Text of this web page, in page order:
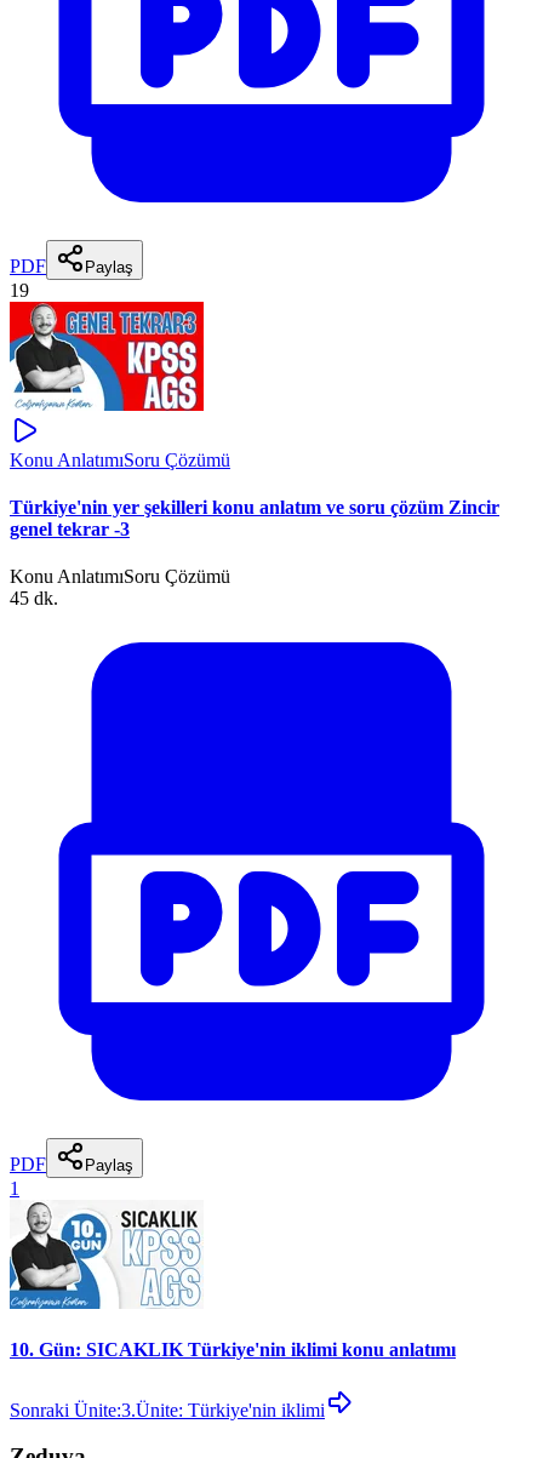
PDF Paylaş
19
Konu AnlatımıSoru Çözümü
Türkiye'nin yer şekilleri konu anlatım ve soru çözüm Zincir
genel tekrar -3
Konu AnlatımıSoru Çözümü
45 dk.
PDF Paylaş
1
10. Gün: SICAKLIK Türkiye'nin iklimi konu anlatımı
Sonraki Ünite:3.Ünite: Türkiye'nin iklimi